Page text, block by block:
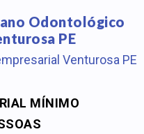
Odontológico
PE
Venturosa PE
MÍNIMO